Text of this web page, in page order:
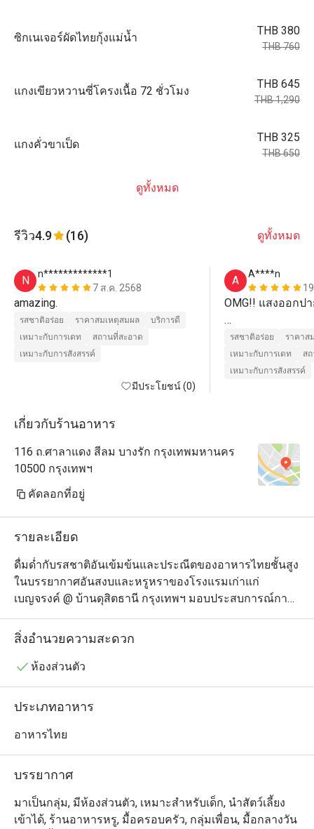
ซิกเนเจอร์ผัดไทยกุ้งแม่น้ำ
THB 380
THB 760
แกงเขียวหวานซี่โครงเนื้อ 72 ชั่วโมง
THB 645
THB 1,290
แกงคั่วขาเป็ด
THB 325
THB 650
ดูทั้งหมด
รีวิว4.9 (16) ดูทั้งหมด
N
n*************1
7 ส.ค. 2568
amazing.
รสชาติอร่อย ราคาสมเหตุสมผล
บริการดี
เหมาะกับการเดท
สถานที่สะอาด
เหมาะกับการสังสรรค์
มีประโยชน์ (0)
A
A****n
OMG!! แสงออกป
ไปอยู่ไหนมา ทำไ
Benjarong Baan
หนึ่งในที่สุดของอ
อร่อยมา ณ ที่นี้ด้ว
ร้านนี้ตั้งอยู่ในบ้า
เคราะห์ เป็นบ้าน
ไม่ลงเนื่องจากขั
function ถ้าไม่ติ
ทั้งคุณโอบอ้อม แ
เราดีมากกกก ต่อ
ปล. ช่วง 20.30
รสชาติอร่อย
ราคาส
เหมาะกับการเดท
ส
เหมาะกับการสังสรรค์
เกี่ยวกับร้านอาหาร
116 ถ.ศาลาแดง สีลม บางรัก กรุงเทพมหานคร
10500 กรุงเทพฯ
คัดลอกที่อยู่
รายละเอียด
ดื่มด่ำกับรสชาติอันเข้มข้นและประณีตของอาหารไทยชั้นสูง
ในบรรยากาศอันสงบและหรูหราของโรงแรมเก่าแก่
เบญจรงค์ @ บ้านดุสิตธานี กรุงเทพฯ มอบประสบการณ์การ
รับประทานอาหารระดับพรีเมียมที่เน้นตั้งแต่การใช้วัตถุดิบ
สดใหม่ รสชาติที่กลมกล่อม การจัดเสิร์ฟที่สวยงามสะดุดตา
เมนูโดดเด่นที่ไม่ควรพลาด ได้แก่ แกงแขกขาเป็ดและผลไม้
ไทยรสเลิศในบรรยากาศหรูหราที่ให้ความรู้สึกอบอุ่นเหมือน
ต์ และถนนศาลาแดง เหมาะสำหรับการสังสรรค์ใน
ครอบครัว การรับรองผู้บริหารต่างชาติ หรือการจัดเลี้ยงใน
วันสำคัญ
สิ่งอำนวยความสะดวก
ห้องส่วนตัว
ประเภทอาหาร
อาหารไทย
บรรยากาศ
มาเป็นกลุ่ม, มีห้องส่วนตัว, เหมาะสำหรับเด็ก, นำสัตว์เลี้ยง
เข้าได้, ร้านอาหารหรู, มื้อครอบครัว, กลุ่มเพื่อน, มื้อกลางวัน